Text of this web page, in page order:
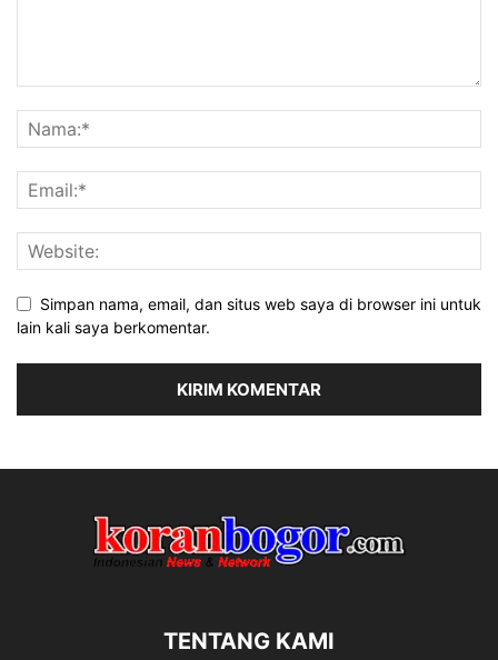
Simpan nama, email, dan situs web saya di browser ini untuk
lain kali saya berkomentar.
TENTANG KAMI